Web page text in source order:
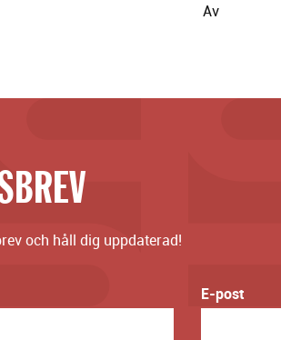
Av
och håll dig uppdaterad!
E-post